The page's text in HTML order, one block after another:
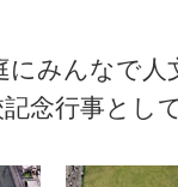
にみんなで
念行事とし